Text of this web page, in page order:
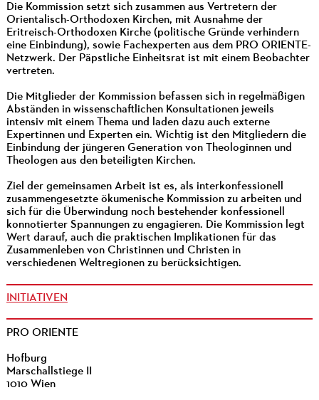
Die Kommission setzt sich zusammen aus Vertretern der
Orientalisch-Orthodoxen Kirchen, mit Ausnahme der
Eritreisch-Orthodoxen Kirche (politische Gründe verhindern
eine Einbindung), sowie Fachexperten aus dem PRO ORIENTE-
Netzwerk. Der Päpstliche Einheitsrat ist mit einem Beobachter
vertreten.
Die Mitglieder der Kommission befassen sich in regelmäßigen
Abständen in wissenschaftlichen Konsultationen jeweils
intensiv mit einem Thema und laden dazu auch externe
Expertinnen und Experten ein. Wichtig ist den Mitgliedern die
Einbindung der jüngeren Generation von Theologinnen und
Theologen aus den beteiligten Kirchen.
Ziel der gemeinsamen Arbeit ist es, als interkonfessionell
zusammengesetzte ökumenische Kommission zu arbeiten und
sich für die Überwindung noch bestehender konfessionell
konnotierter Spannungen zu engagieren. Die Kommission legt
Wert darauf, auch die praktischen Implikationen für das
Zusammenleben von Christinnen und Christen in
verschiedenen Weltregionen zu berücksichtigen.
INITIATIVEN
PRO ORIENTE
Hofburg
Marschallstiege II
1010 Wien